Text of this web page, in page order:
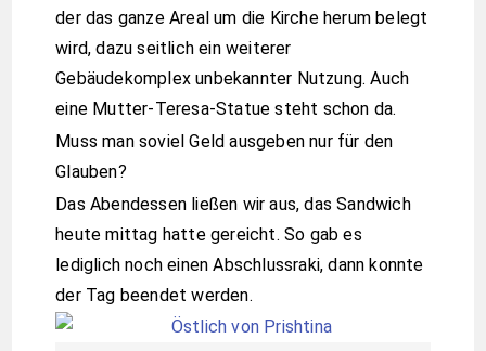
der das ganze Areal um die Kirche herum belegt
wird, dazu seitlich ein weiterer
Gebäudekomplex unbekannter Nutzung. Auch
eine Mutter-Teresa-Statue steht schon da.
Muss man soviel Geld ausgeben nur für den
Glauben?
Das Abendessen ließen wir aus, das Sandwich
heute mittag hatte gereicht. So gab es
lediglich noch einen Abschlussraki, dann konnte
der Tag beendet werden.